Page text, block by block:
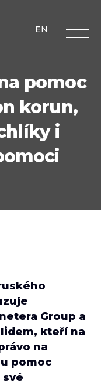
EN
pomoc
korun,
i
Group a
kteří na
na
pomoc
své